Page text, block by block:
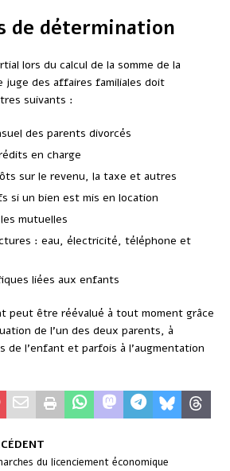
de détermination
lors du calcul de la somme de la
juge des affaires familiales doit
suivants :
des parents divorcés
en charge
sur le revenu, la taxe et autres
si un bien est mis en location
mutuelles
: eau, électricité, téléphone et
liées aux enfants
peut être réévalué à tout moment grâce
de l’un des deux parents, à
de l’enfant et parfois à l’augmentation
du licenciement économique